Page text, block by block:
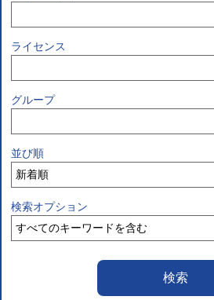
ライセンス
グループ
並び順
検索オプション